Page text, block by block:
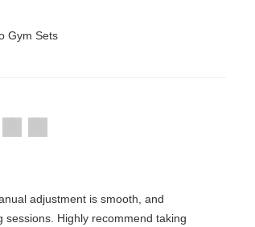
Gym Sets
adjustment is smooth, and
Highly recommend taking